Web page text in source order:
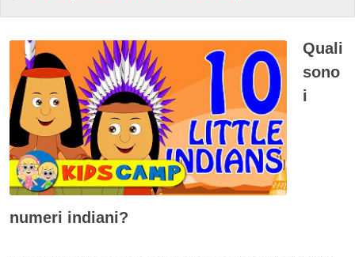
Quali
sono
i
numeri indiani?